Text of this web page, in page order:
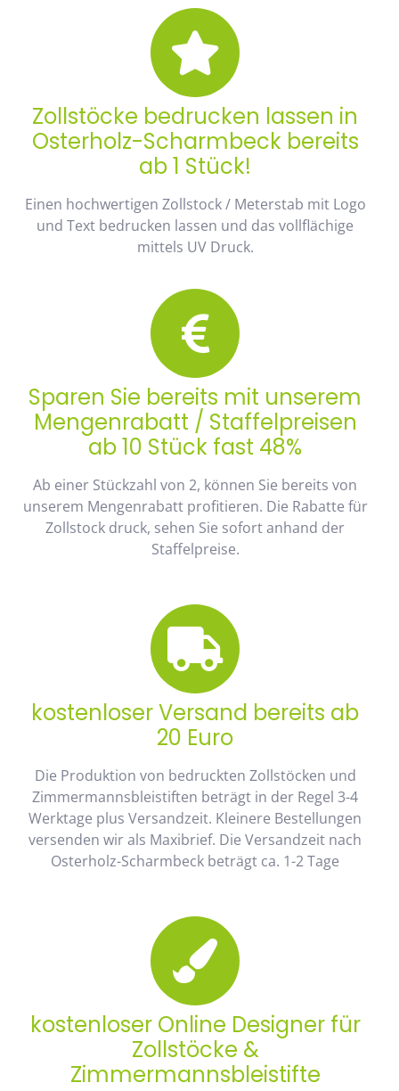
Zollstöcke bedrucken lassen in
Osterholz-Scharmbeck bereits
ab 1 Stück!
Einen hochwertigen Zollstock / Meterstab mit Logo
und Text bedrucken lassen und das vollflächige
mittels UV Druck.
Sparen Sie bereits mit unserem
Mengenrabatt / Staffelpreisen
ab 10 Stück fast 48%
Ab einer Stückzahl von 2, können Sie bereits von
unserem Mengenrabatt profitieren. Die Rabatte für
Zollstock druck, sehen Sie sofort anhand der
Staffelpreise.
kostenloser Versand bereits ab
20 Euro
Die Produktion von bedruckten Zollstöcken und
Zimmermannsbleistiften beträgt in der Regel 3-4
Werktage plus Versandzeit. Kleinere Bestellungen
versenden wir als Maxibrief. Die Versandzeit nach
Osterholz-Scharmbeck beträgt ca. 1-2 Tage
kostenloser Online Designer für
Zollstöcke &
Zimmermannsbleistifte